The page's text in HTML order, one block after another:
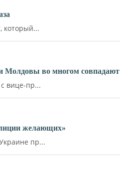
который...
Молдовы во многом совпадают
вице-пр...
желающих»
пр...